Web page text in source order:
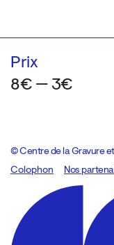
Prix
8€ — 3€
© Centre de la Gravure
Colophon
Design:MarcelNos